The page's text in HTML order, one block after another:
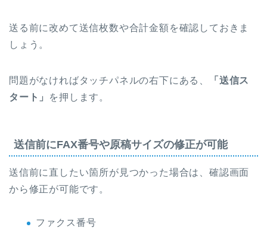
送る前に改めて送信枚数や合計金額を確認しておきま
しょう。
問題がなければタッチパネルの右下にある、
「送信ス
タート」
を押します。
送信前にFAX番号や原稿サイズの修正が可能
送信前に直したい箇所が見つかった場合は、確認画面
から修正が可能です。
ファクス番号